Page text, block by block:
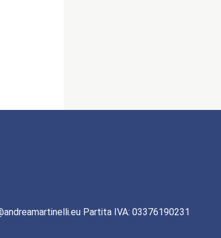
Partita IVA: 03376190231